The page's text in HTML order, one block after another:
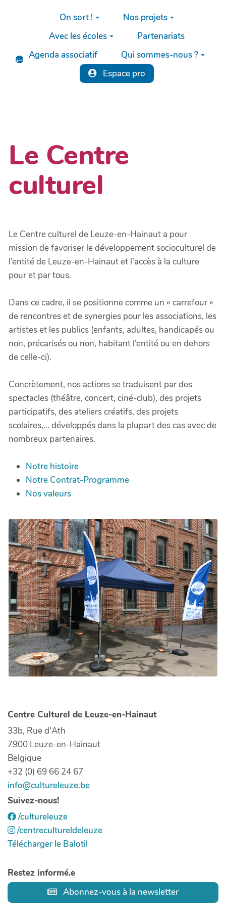
Aller au contenu principal
On sort !
Nos projets
Avec les écoles
Partenariats
Agenda associatif
Qui sommes-nous ?
Espace pro
Le Centre
culturel
Le Centre culturel de Leuze-en-Hainaut a pour
mission de favoriser le développement socioculturel de
l’entité de Leuze-en-Hainaut et l’accès à la culture
pour et par tous.
Dans ce cadre, il se positionne comme un « carrefour »
de rencontres et de synergies pour les associations, les
artistes et les publics (enfants, adultes, handicapés ou
non, précarisés ou non, habitant l’entité ou en dehors
de celle-ci).
Concrètement, nos actions se traduisent par des
spectacles (théâtre, concert, ciné-club), des projets
participatifs, des ateliers créatifs, des projets
scolaires,... développés dans la plupart des cas avec de
nombreux partenaires.
Notre histoire
Notre Contrat-Programme
Nos valeurs
Centre Culturel de Leuze-en-Hainaut
33b, Rue d'Ath
7900 Leuze-en-Hainaut
Belgique
+32 (0) 69 66 24 67
info@cultureleuze.be
Suivez-nous!
/cultureleuze
/centrecultureldeleuze
Télécharger le Balotil
Restez informé.e
Abonnez-vous à la newsletter